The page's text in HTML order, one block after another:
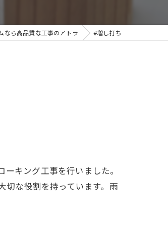
なら高品質な工事のアトラ #増し打ち
キング工事を行いました。
切な役割を持っています。雨